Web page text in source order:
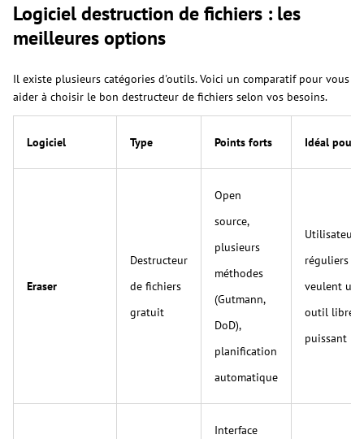
Logiciel destruction de fichiers : les
meilleures options
Il existe plusieurs catégories d'outils. Voici un comparatif pour vous
aider à choisir le bon destructeur de fichiers selon vos besoins.
Logiciel Type Points forts Idéal pour
Eraser
Destructeur
de fichiers
gratuit
Open
source,
plusieurs
méthodes
(Gutmann,
DoD),
planification
automatique
Utilisateurs
réguliers
veulent un
outil libre
puissant
Interface